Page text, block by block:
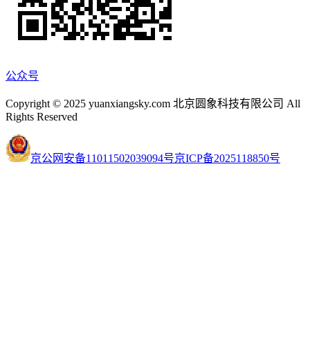
公众号
Copyright © 2025 yuanxiangsky.com 北京圆象科技有限公司 All
Rights Reserved
京公网安备11011502039094号京ICP备2025118850号